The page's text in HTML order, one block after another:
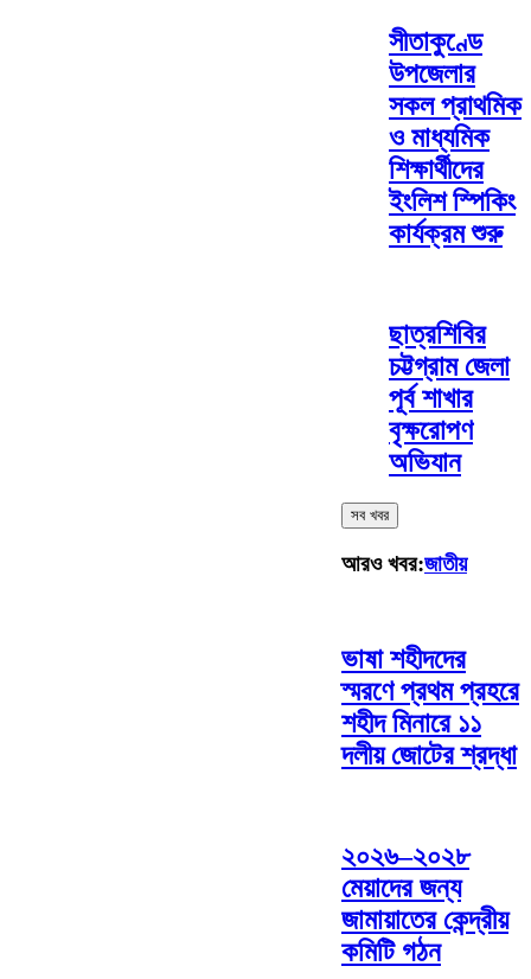
সীতাকুণ্ডে
উপজেলার
সকল প্রাথমিক
ও মাধ্যমিক
শিক্ষার্থীদের
ইংলিশ স্পিকিং
কার্যক্রম শুরু
ছাত্রশিবির
চট্টগ্রাম জেলা
পূর্ব শাখার
বৃক্ষরোপণ
অভিযান
সব খবর
আরও খবর:জাতীয়
ভাষা শহীদদের
স্মরণে প্রথম প্রহরে
শহীদ মিনারে ১১
দলীয় জোটের শ্রদ্ধা
২০২৬–২০২৮
মেয়াদের জন্য
জামায়াতের কেন্দ্রীয়
কমিটি গঠন